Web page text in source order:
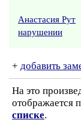
Анастасия Рут
нарушении
+ добавить
На это
отображается
списке.